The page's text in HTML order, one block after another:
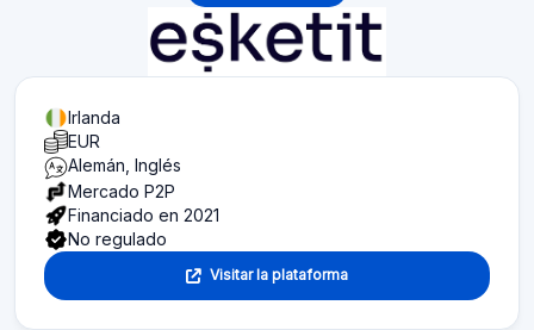
Irlanda
EUR
Alemán, Inglés
Mercado P2P
Financiado en 2021
No regulado
Visitar la plataforma